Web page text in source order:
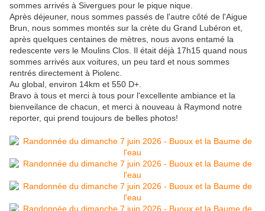
sommes arrivés à Sivergues pour le pique nique.
Après déjeuner, nous sommes passés de l'autre côté de l'Aigue
Brun, nous sommes montés sur la crète du Grand Lubéron et,
après quelques centaines de mètres, nous avons entamé la
redescente vers le Moulins Clos. Il était déjà 17h15 quand nous
sommes arrivés aux voitures, un peu tard et nous sommes
rentrés directement à Piolenc.
Au global, environ 14km et 550 D+.
Bravo à tous et merci à tous pour l'excellente ambiance et la
bienveilance de chacun, et merci à nouveau à Raymond notre
reporter, qui prend toujours de belles photos!